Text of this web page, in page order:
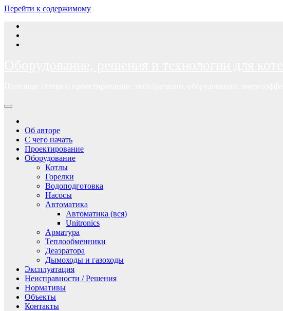
Перейти к содержимому
Об авторе
С чего начать
Проектирование
Оборудование
Котлы
Горелки
Водоподготовка
Насосы
Автоматика
Автоматика (вся)
Unitronics
Арматура
Теплообменники
Деаэратора
Дымоходы и газоходы
Эксплуатация
Неисправности / Решения
Нормативы
Объекты
Контакты